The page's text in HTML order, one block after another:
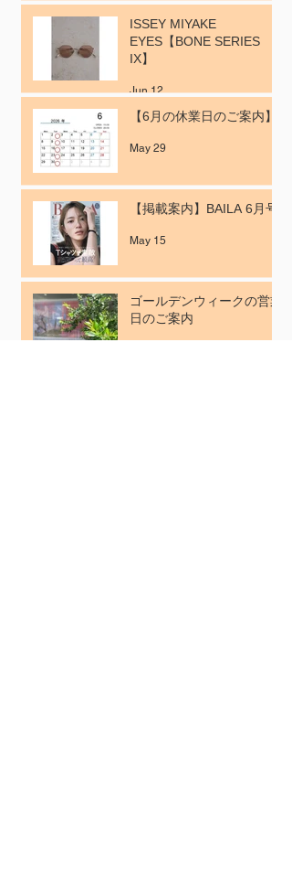
ISSEY MIYAKE
EYES【BONE SERIES
IX】
Jun 12
【6月の休業日のご案内】
May 29
【掲載案内】BAILA 6月号
May 15
ゴールデンウィークの営業
日のご案内